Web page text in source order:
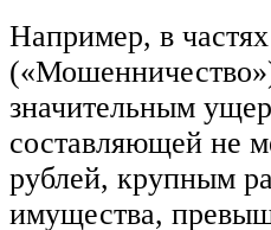
Например, в
значительным
составляющей не
рублей, крупным
имущества,